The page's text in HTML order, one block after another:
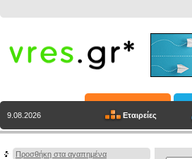
9.08.2026 Εταιρείες
Προσθήκη στα αγαπημένα